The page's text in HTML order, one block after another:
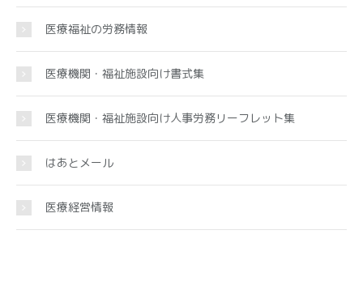
医療福祉の労務情報
医療機関・福祉施設向け書式集
医療機関・福祉施設向け人事労務リーフレット集
はあとメール
医療経営情報